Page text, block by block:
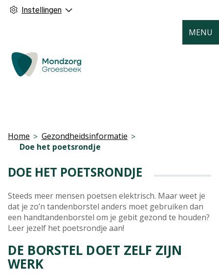
Instellingen
MENU
Home
Gezondheidsinformatie
Doe het poetsrondje
DOE HET POETSRONDJE
Steeds meer mensen poetsen elektrisch. Maar weet je
dat je zo’n tandenborstel anders moet gebruiken dan
een handtandenborstel om je gebit gezond te houden?
Leer jezelf het poetsrondje aan!
DE BORSTEL DOET ZELF ZIJN
WERK